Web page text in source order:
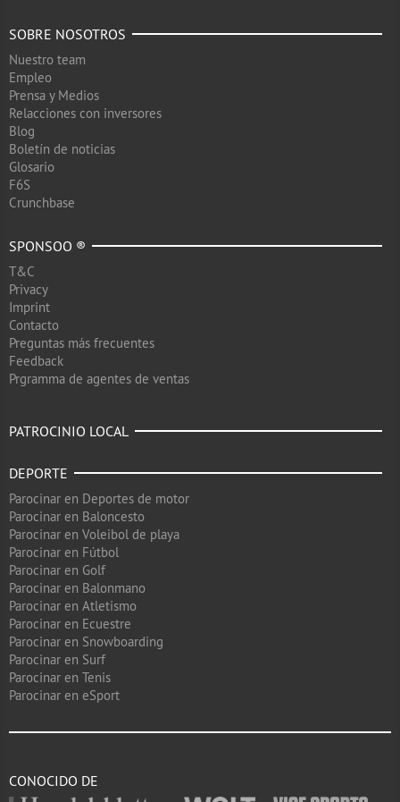
SOBRE NOSOTROS
Nuestro team
Empleo
Prensa y Medios
Relacciones con inversores
Blog
Boletín de noticias
Glosario
F6S
Crunchbase
SPONSOO ®
T&C
Privacy
Imprint
Contacto
Preguntas más frecuentes
Feedback
Prgramma de agentes de ventas
PATROCINIO LOCAL
DEPORTE
Parocinar en Deportes de motor
Parocinar en Baloncesto
Parocinar en Voleibol de playa
Parocinar en Fútbol
Parocinar en Golf
Parocinar en Balonmano
Parocinar en Atletismo
Parocinar en Ecuestre
Parocinar en Snowboarding
Parocinar en Surf
Parocinar en Tenis
Parocinar en eSport
CONOCIDO DE